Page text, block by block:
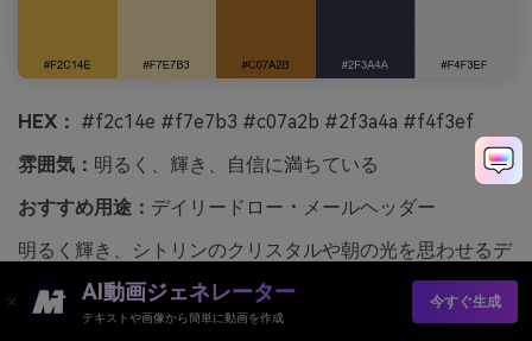
HEX： #f2c14e #f7e7b3 #c07a2b #2f3a4a #f4f3ef
雰囲気： 明るく、輝き、自信に満ちている
おすすめ用途： デイリードロー・メールヘッダー
明るく輝き、シトリンのクリスタルや朝の光を思わせるデ
ザインです。デイリードローのメールヘッダーやハイライ
トカバー、ポジティブなアクションセクションに適してい
ます。メインバナーには温かみのあるイエローを、文字や
AI動画ジェネレーター
テキストや画像から簡単に動画を作成
今すぐ生成